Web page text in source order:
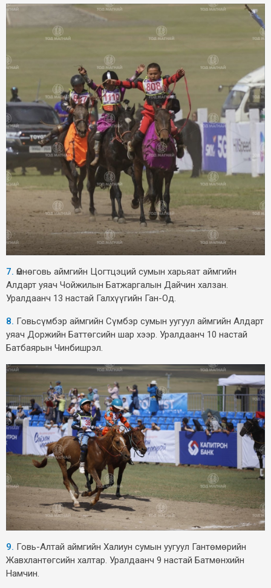
7. Өмнөговь аймгийн Цогтцэций сумын харьяат аймгийн
Алдарт уяач Чойжилын Батжаргалын Дайчин халзан.
Уралдаанч 13 настай Галхүүгийн Ган-Од.
8. Говьсүмбэр аймгийн Сүмбэр сумын уугуул аймгийн Алдарт
уяач Доржийн Баттөгсийн шар хээр. Уралдаанч 10 настай
Батбаярын Чинбишрэл.
9. Говь-Алтай аймгийн Халиун сумын уугуул Гантөмөрийн
Жавхлантөгсийн халтар. Уралдаанч 9 настай Батмөнхийн
Намчин.